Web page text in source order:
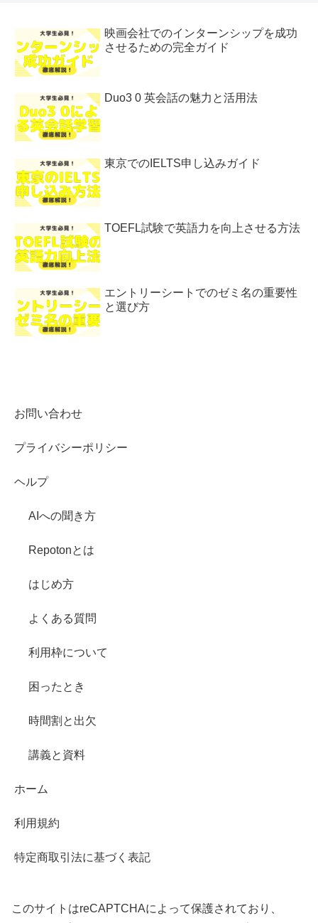
映画会社でのインターンシップを成功
させるための完全ガイド
Duo3 0 英会話の魅力と活用法
東京でのIELTS申し込みガイド
TOEFL試験で英語力を向上させる方法
エントリーシートでのゼミ名の重要性
と選び方
お問い合わせ
プライバシーポリシー
ヘルプ
AIへの聞き方
Repotonとは
はじめ方
よくある質問
利用枠について
困ったとき
時間割と出欠
講義と資料
ホーム
利用規約
特定商取引法に基づく表記
このサイトはreCAPTCHAによって保護されており、